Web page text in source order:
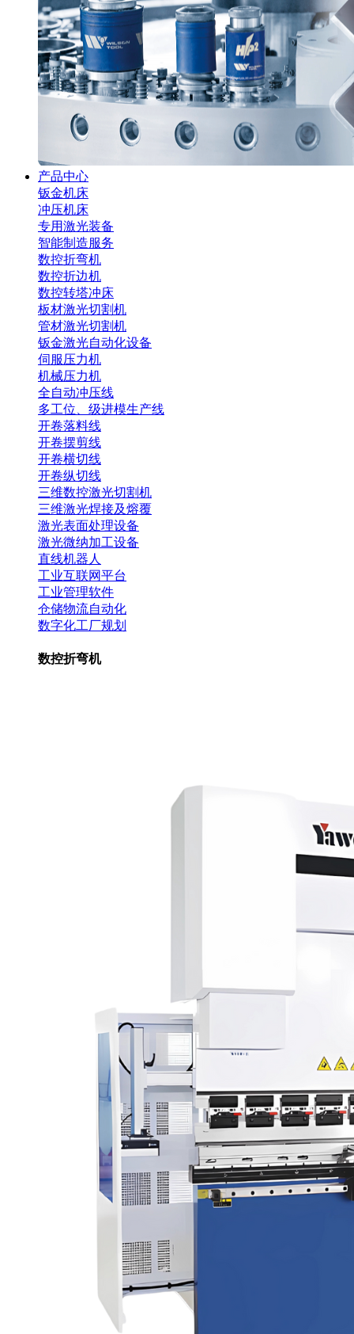
产品中心
钣金机床
冲压机床
专用激光装备
智能制造服务
数控折弯机
数控折边机
数控转塔冲床
板材激光切割机
管材激光切割机
钣金激光自动化设备
伺服压力机
机械压力机
全自动冲压线
多工位、级进模生产线
开卷落料线
开卷摆剪线
开卷横切线
开卷纵切线
三维数控激光切割机
三维激光焊接及熔覆
激光表面处理设备
激光微纳加工设备
直线机器人
工业互联网平台
工业管理软件
仓储物流自动化
数字化工厂规划
数控折弯机